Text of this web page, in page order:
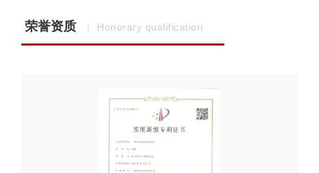
荣誉资质 ｜ Honorary qualification